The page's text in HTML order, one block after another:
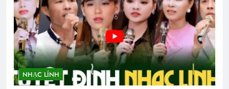
NHẠC LÍNH